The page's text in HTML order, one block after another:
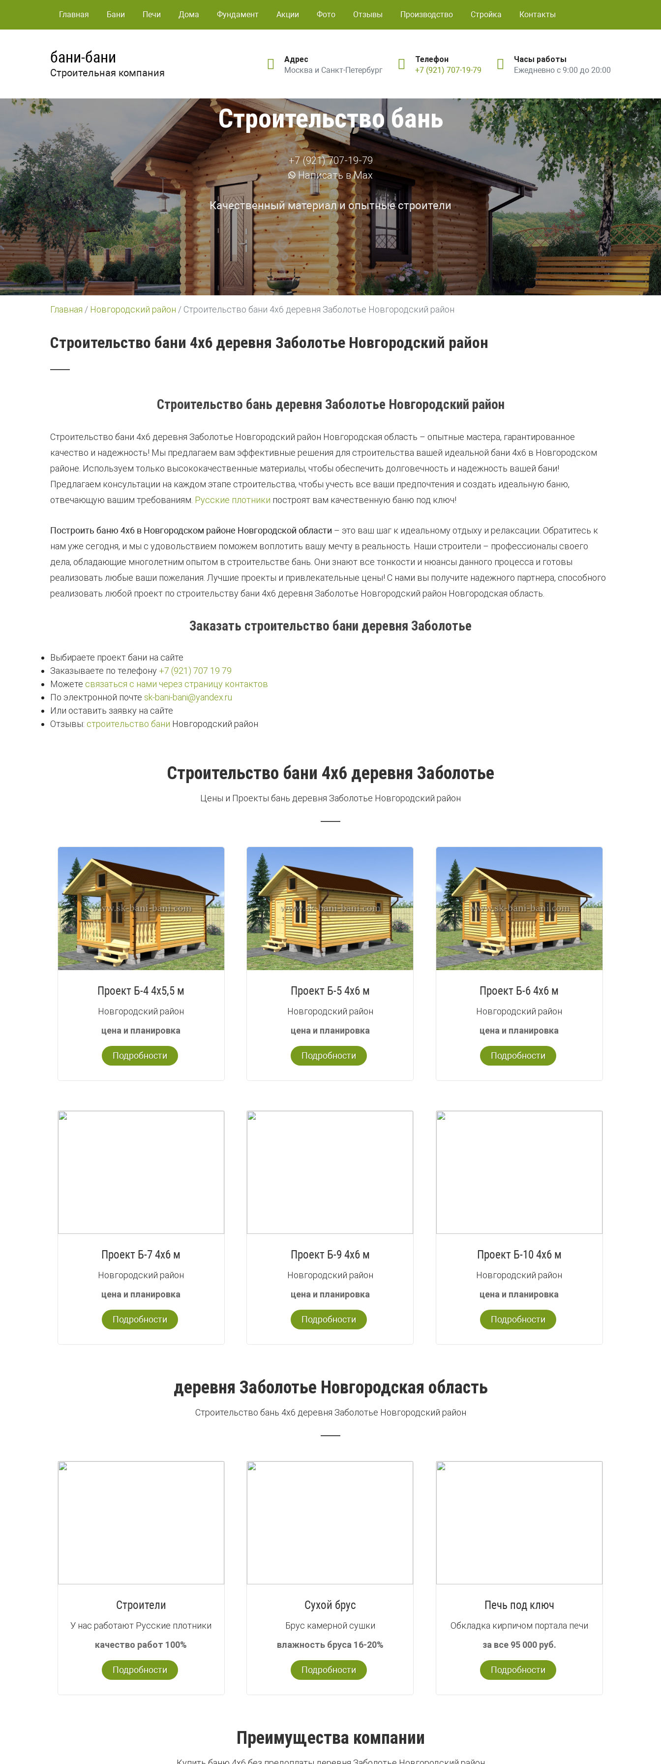
Главная Бани Печи Дома Фундамент Акции Фото Отзывы Производство Стройка Контакты
бани-бани
Строительная компания
Адрес
Москва и Санкт-Петербург
Телефон
+7 (921) 707-19-79
Часы работы
Ежедневно с 9:00 до 20:00
Строительство бань
+7 (921) 707-19-79
Написать в Max
Качественный материал и опытные строители
Главная / Новгородский район / Строительство бани 4х6 деревня Заболотье Новгородский район
Строительство бани 4х6 деревня Заболотье Новгородский район
Строительство бань деревня Заболотье Новгородский район
Строительство бани 4х6 деревня Заболотье Новгородский район Новгородская область – опытные мастера, гарантированное
качество и надежность! Мы предлагаем вам эффективные решения для строительства вашей идеальной бани 4х6 в Новгородском
районе. Используем только высококачественные материалы, чтобы обеспечить долговечность и надежность вашей бани!
Предлагаем консультации на каждом этапе строительства, чтобы учесть все ваши предпочтения и создать идеальную баню,
отвечающую вашим требованиям. Русские плотники построят вам качественную баню под ключ!
Построить баню 4х6 в Новгородском районе Новгородской области – это ваш шаг к идеальному отдыху и релаксации. Обратитесь к
нам уже сегодня, и мы с удовольствием поможем воплотить вашу мечту в реальность. Наши строители – профессионалы своего
дела, обладающие многолетним опытом в строительстве бань. Они знают все тонкости и нюансы данного процесса и готовы
реализовать любые ваши пожелания. Лучшие проекты и привлекательные цены! С нами вы получите надежного партнера, способного
реализовать любой проект по строительству бани 4х6 деревня Заболотье Новгородский район Новгородская область.
Заказать строительство бани деревня Заболотье
Выбираете проект бани на сайте
Заказываете по телефону +7 (921) 707 19 79
Можете связаться с нами через страницу контактов
По электронной почте sk-bani-bani@yandex.ru
Или оставить заявку на сайте
Отзывы: строительство бани Новгородский район
Строительство бани 4х6 деревня Заболотье
Цены и Проекты бань деревня Заболотье Новгородский район
Проект Б-4 4х5,5 м
Новгородский район
цена и планировка
Подробности
Проект Б-5 4х6 м
Новгородский район
цена и планировка
Подробности
Проект Б-6 4х6 м
Новгородский район
цена и планировка
Подробности
Проект Б-7 4х6 м
Новгородский район
цена и планировка
Подробности
Проект Б-9 4х6 м
Новгородский район
цена и планировка
Подробности
Проект Б-10 4х6 м
Новгородский район
цена и планировка
Подробности
деревня Заболотье Новгородская область
Строительство бань 4х6 деревня Заболотье Новгородский район
Строители
У нас работают Русские плотники
качество работ 100%
Подробности
Сухой брус
Брус камерной сушки
влажность бруса 16-20%
Подробности
Печь под ключ
Обкладка кирпичом портала печи
за все 95 000 руб.
Подробности
Преимущества компании